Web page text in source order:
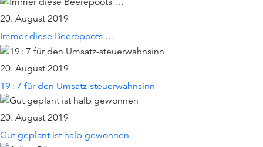
20. August 2019
Immer diese Beerepoots …
20. August 2019
19 : 7 für den Umsatz-steuerwahnsinn
20. August 2019
Gut geplant ist halb gewonnen